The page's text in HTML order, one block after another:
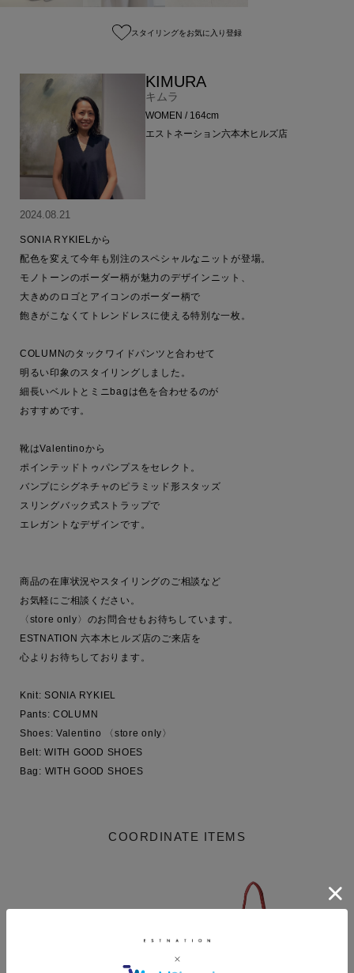
スタイリングをお気に入り登録
KIMURA
キムラ
WOMEN / 164cm
エストネーション六本木ヒルズ店
2024.08.21
SONIA RYKIELから
配色を変えて今年も別注のスペシャルなニットが登場。
モノトーンのボーダー柄が魅力のデザインニット、
大きめのロゴとアイコンのボーダー柄で
飽きがこなくてトレンドレスに使える特別な一枚。
COLUMNのタックワイドパンツと合わせて
明るい印象のスタイリングしました。
細長いベルトとミニbagは色を合わせるのが
おすすめです。
靴はValentinoから
ポインテッドトゥパンプスをセレクト。
バンプにシグネチャのピラミッド形スタッズ
スリングバック式ストラップで
エレガントなデザインです。
商品の在庫状況やスタイリングのご相談など
お気軽にご相談ください。
〈store only〉のお問合せもお待ちしています。
ESTNATION 六本木ヒルズ店のご来店を
心よりお待ちしております。
Knit: SONIA RYKIEL
Pants: COLUMN
Shoes: Valentino 〈store only〉
Belt: WITH GOOD SHOES
Bag: WITH GOOD SHOES
COORDINATE ITEMS